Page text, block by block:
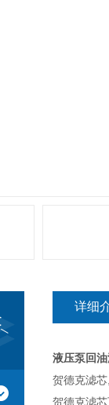
详细
液压泵回
贺德克滤
贺德克滤